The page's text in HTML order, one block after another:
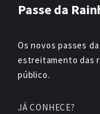
Passe da
Os novos passes
estreitamento das
público.
JÁ CONHECE?